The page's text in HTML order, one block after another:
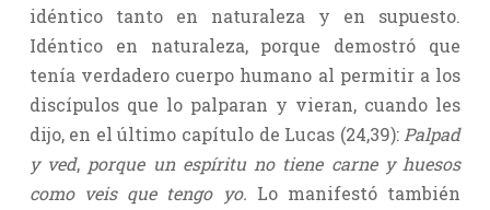
idéntico tanto en naturaleza y en supuesto.
Idéntico en naturaleza, porque demostró que
tenía verdadero cuerpo humano al permitir a los
discípulos que lo palparan y vieran, cuando les
dijo, en el último capítulo de Lucas (24,39):Palpad
y ved, porque un espíritu no tiene carne y huesos
como veis que tengo yo. Lo manifestó también